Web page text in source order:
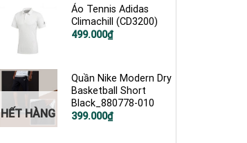
699.999₫.
Áo Tennis Adidas
Climachill (CD3200)
Giá
499.000₫
Giá
499.000₫.
HẾT HÀNG
Quần Nike Modern Dry
Basketball Short
Black_880778-010
Giá
399.000₫
Giá